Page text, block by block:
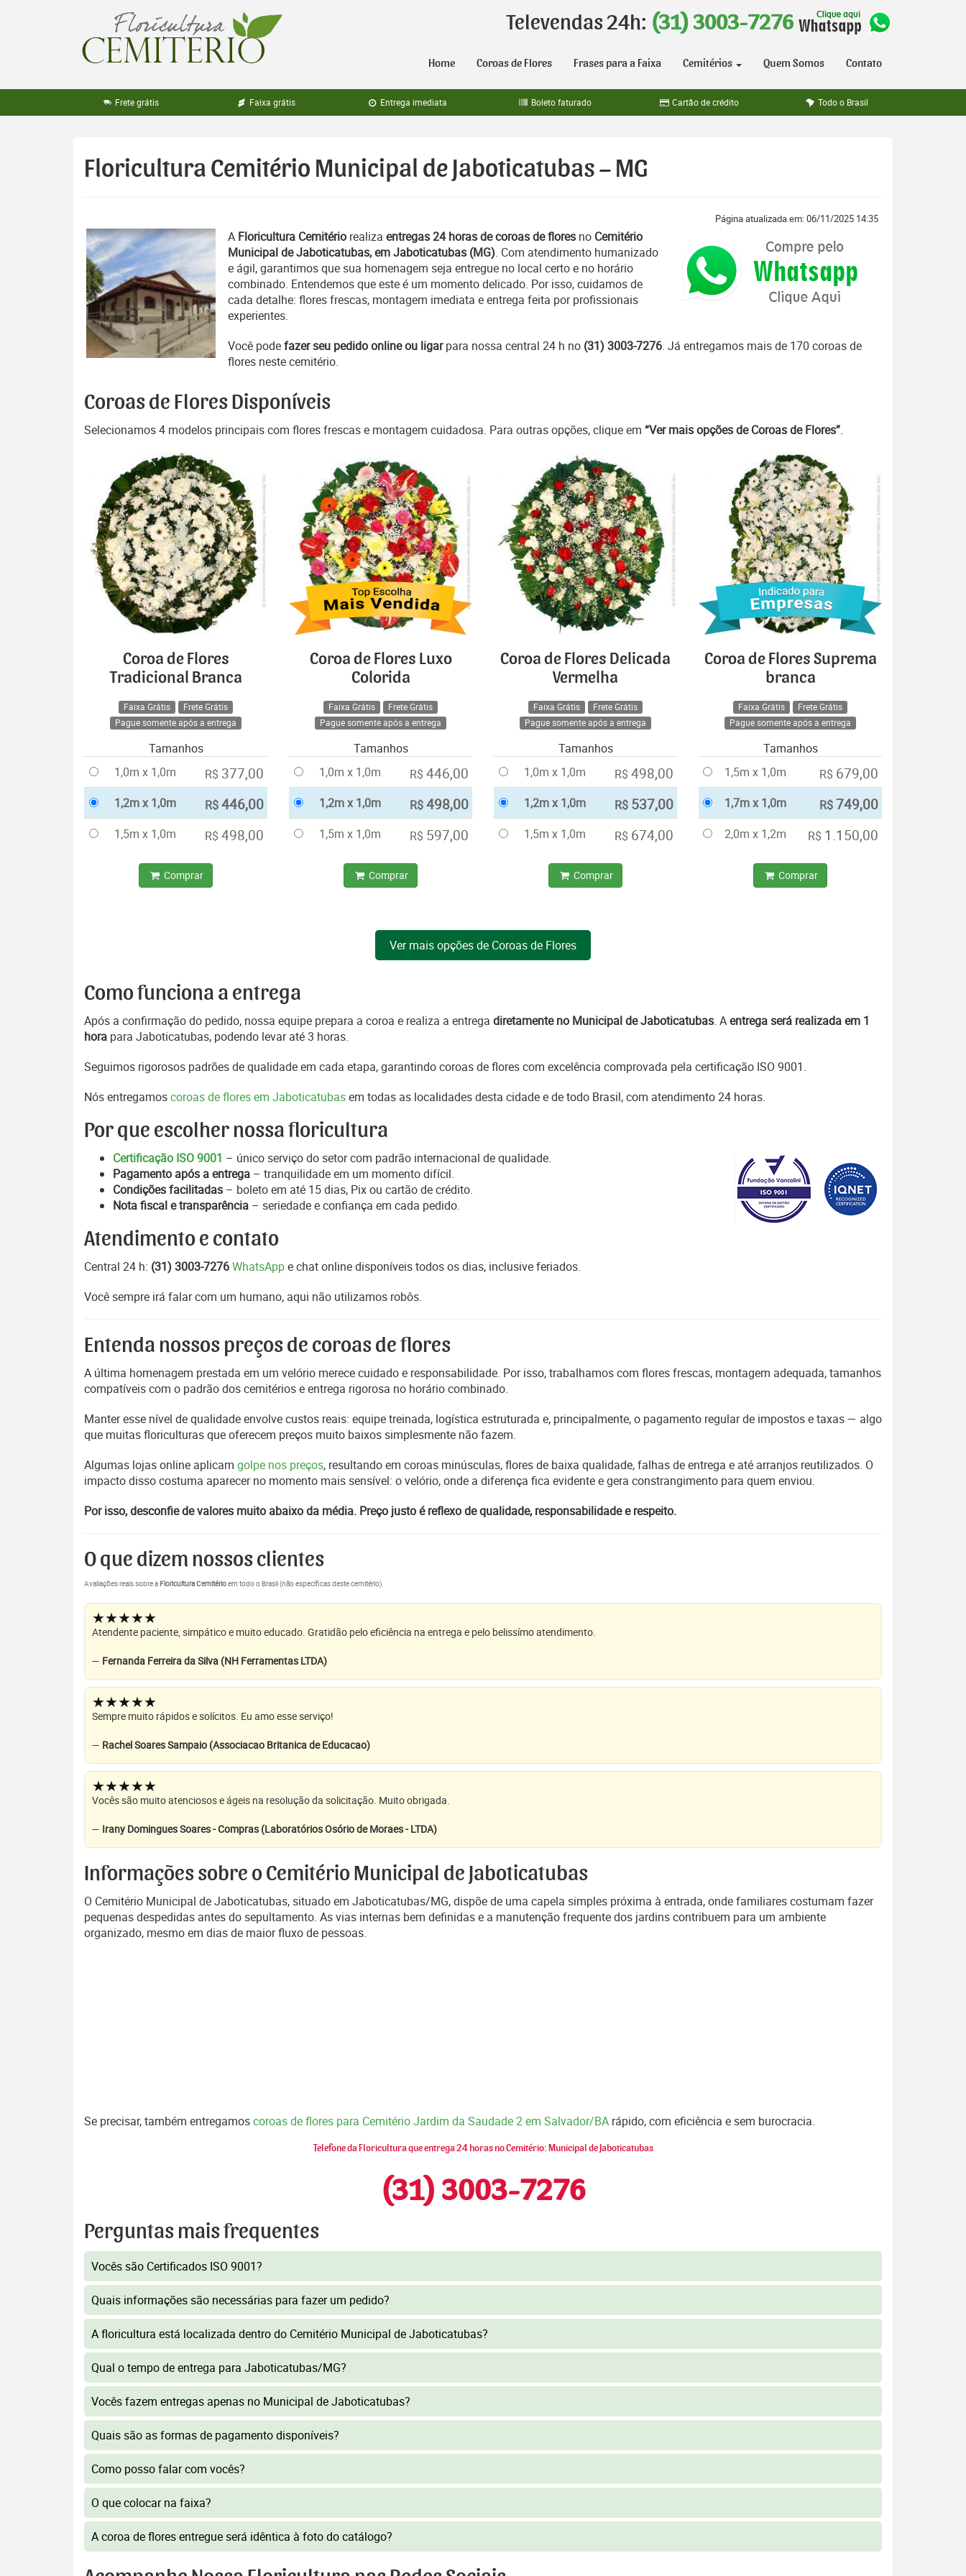
Televendas 24h: (31) 3003-7276
Home Coroas de Flores Frases para a Faixa Cemitérios Quem Somos Contato
Frete grátis Faixa grátis Entrega imediata Boleto faturado Cartão de crédito Todo o Brasil
Floricultura Cemitério Municipal de Jaboticatubas – MG
Página atualizada em: 06/11/2025 14:35
A Floricultura Cemitério realiza entregas 24 horas de coroas de flores no Cemitério
Municipal de Jaboticatubas, em Jaboticatubas (MG). Com atendimento humanizado
e ágil, garantimos que sua homenagem seja entregue no local certo e no horário
combinado. Entendemos que este é um momento delicado. Por isso, cuidamos de
cada detalhe: flores frescas, montagem imediata e entrega feita por profissionais
experientes.
Você podefazer seu pedido online ou ligarpara nossa central 24 h no (31) 3003-7276. Já entregamos mais de 170 coroas de
flores neste cemitério.
Coroas de Flores Disponíveis
Selecionamos 4 modelos principais com flores frescas e montagem cuidadosa. Para outras opções, clique em “Ver mais opções de Coroas de Flores”.
Coroa de Flores
Tradicional Branca
Faixa Grátis
Frete Grátis
Pague somente após a entrega
Tamanhos
1,0m x 1,0m
R$ 377,00
1,2m x 1,0m R$446,00
1,5m x 1,0m R$ 498,00
Comprar
Coroa de Flores Luxo
Colorida
Faixa Grátis
Frete Grátis
Pague somente após a entrega
Tamanhos
1,0m x 1,0m
R$ 446,00
1,2m x 1,0m R$498,00
1,5m x 1,0m R$ 597,00
Comprar
Coroa de Flores Delicada
Vermelha
Faixa Grátis
Frete Grátis
Pague somente após a entrega
Tamanhos
1,0m x 1,0m
R$ 498,00
1,2m x 1,0m R$ 537,00
1,5m x 1,0m R$ 674,00
Comprar
Coroa de Flores Suprema
branca
Faixa Grátis
Frete Grátis
Pague somente após a entrega
Tamanhos
1,5m x 1,0m
R$ 679,00
1,7m x 1,0m R$749,00
2,0m x 1,2m R$ 1.150,00
Comprar
Ver mais opções de Coroas de Flores
Como funciona a entrega
Após a confirmação do pedido, nossa equipe prepara a coroa e realiza a entrega diretamente no Municipal de Jaboticatubas. Aentrega será realizada em 1
hora para Jaboticatubas, podendo levar até 3 horas.
Seguimos rigorosos padrões de qualidade em cada etapa, garantindo coroas de flores com excelência comprovada pela certificação ISO 9001.
Nós entregamoscoroas de flores em Jaboticatubasem todas as localidades desta cidade e de todo Brasil, com atendimento 24 horas.
Por que escolher nossa floricultura
Certificação ISO 9001 – único serviço do setor com padrão internacional de qualidade.
Pagamento após a entrega – tranquilidade em um momento difícil.
Condições facilitadas – boleto em até 15 dias, Pix ou cartão de crédito.
Nota fiscal e transparência – seriedade e confiança em cada pedido.
Atendimento e contato
Central 24 h: (31) 3003-7276WhatsAppe chat online disponíveis todos os dias, inclusive feriados.
Você sempre irá falar com um humano, aqui não utilizamos robôs.
Entenda nossos preços de coroas de flores
A última homenagem prestada em um velório merece cuidado e responsabilidade. Por isso, trabalhamos com flores frescas, montagem adequada, tamanhos
compatíveis com o padrão dos cemitérios e entrega rigorosa no horário combinado.
Manter esse nível de qualidade envolve custos reais: equipe treinada, logística estruturada e, principalmente, o pagamento regular de impostos e taxas — algo
que muitas floriculturas que oferecem preços muito baixos simplesmente não fazem.
Algumas lojas online aplicam golpe nos preços, resultando em coroas minúsculas, flores de baixa qualidade, falhas de entrega e até arranjos reutilizados. O
impacto disso costuma aparecer no momento mais sensível: o velório, onde a diferença fica evidente e gera constrangimento para quem enviou.
Por isso, desconfie de valores muito abaixo da média. Preço justo é reflexo de qualidade, responsabilidade e respeito.
O que dizem nossos clientes
Avaliações reais sobre aFloricultura Cemitérioem todo o Brasil (não específicas deste cemitério).
★★★★★
Atendente paciente, simpático e muito educado. Gratidão pelo eficiência na entrega e pelo belissímo atendimento.
— Fernanda Ferreira da Silva (NH Ferramentas LTDA)
★★★★★
Sempre muito rápidos e solícitos. Eu amo esse serviço!
— Rachel Soares Sampaio (Associacao Britanica de Educacao)
★★★★★
Vocês são muito atenciosos e ágeis na resolução da solicitação. Muito obrigada.
— Irany Domingues Soares - Compras (Laboratórios Osório de Moraes - LTDA)
Informações sobre o Cemitério Municipal de Jaboticatubas
O Cemitério Municipal de Jaboticatubas, situado em Jaboticatubas/MG, dispõe de uma capela simples próxima à entrada, onde familiares costumam fazer
pequenas despedidas antes do sepultamento. As vias internas bem definidas e a manutenção frequente dos jardins contribuem para um ambiente
organizado, mesmo em dias de maior fluxo de pessoas.
Se precisar, também entregamoscoroas de flores para Cemitério Jardim da Saudade 2 em Salvador/BA rápido, com eficiência e sem burocracia.
Telefone da Floricultura que entrega 24 horas no Cemitério: Municipal de Jaboticatubas
(31) 3003-7276
Perguntas mais frequentes
Vocês são Certificados ISO 9001?
Quais informações são necessárias para fazer um pedido?
A floricultura está localizada dentro do Cemitério Municipal de Jaboticatubas?
Qual o tempo de entrega para Jaboticatubas/MG?
Vocês fazem entregas apenas no Municipal de Jaboticatubas?
Quais são as formas de pagamento disponíveis?
Como posso falar com vocês?
O que colocar na faixa?
A coroa de flores entregue será idêntica à foto do catálogo?